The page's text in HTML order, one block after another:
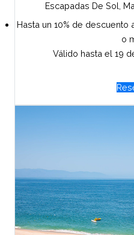
Escapadas De Sol,
Hasta un 10% de
o
​Válido hasta el 19